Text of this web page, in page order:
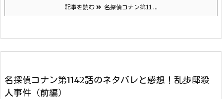
記事を読む 名探偵コナン第11 ...
名探偵コナン第1142話のネタバレと感想！乱歩邸殺
人事件（前編）